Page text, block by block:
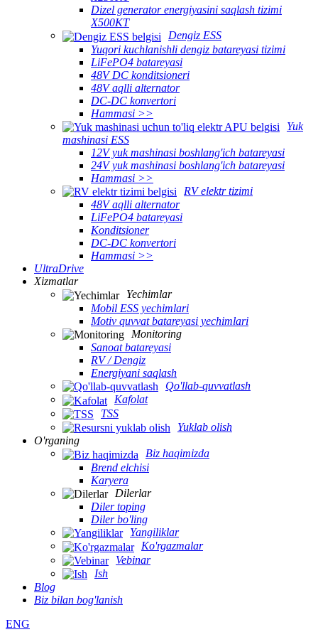
Dizel generator energiyasini saqlash tizimi
X500KT
Dengiz ESS
Yuqori kuchlanishli dengiz batareyasi tizimi
LiFePO4 batareyasi
48V DC konditsioneri
48V aqlli alternator
DC-DC konvertori
Hammasi >>
Yuk
mashinasi ESS
12V yuk mashinasi boshlang'ich batareyasi
24V yuk mashinasi boshlang'ich batareyasi
Hammasi >>
RV elektr tizimi
48V aqlli alternator
LiFePO4 batareyasi
Konditsioner
DC-DC konvertori
Hammasi >>
UltraDrive
Xizmatlar
Yechimlar
Mobil ESS yechimlari
Motiv quvvat batareyasi yechimlari
Monitoring
Sanoat batareyasi
RV / Dengiz
Energiyani saqlash
Qo'llab-quvvatlash
Kafolat
TSS
Yuklab olish
O'rganing
Biz haqimizda
Brend elchisi
Karyera
Dilerlar
Diler toping
Diler bo'ling
Yangiliklar
Ko'rgazmalar
Vebinar
Ish
Blog
Biz bilan bog'lanish
ENG